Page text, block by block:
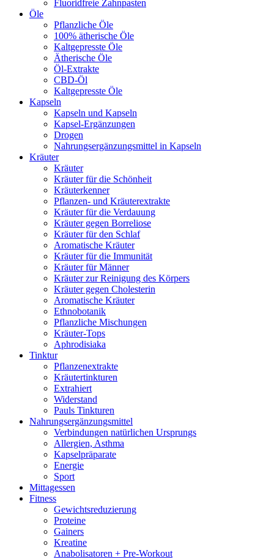
Fluoridfreie Zahnpasten
Öle
Pflanzliche Öle
100% ätherische Öle
Kaltgepresste Öle
Ätherische Öle
Öl-Extrakte
CBD-Öl
Kaltgepresste Öle
Kapseln
Kapseln und Kapseln
Kapsel-Ergänzungen
Drogen
Nahrungsergänzungsmittel in Kapseln
Kräuter
Kräuter
Kräuter für die Schönheit
Kräuterkenner
Pflanzen- und Kräuterextrakte
Kräuter für die Verdauung
Kräuter gegen Borreliose
Kräuter für den Schlaf
Aromatische Kräuter
Kräuter für die Immunität
Kräuter für Männer
Kräuter zur Reinigung des Körpers
Kräuter gegen Cholesterin
Aromatische Kräuter
Ethnobotanik
Pflanzliche Mischungen
Kräuter-Tops
Aphrodisiaka
Tinktur
Pflanzenextrakte
Kräutertinkturen
Extrahiert
Widerstand
Pauls Tinkturen
Nahrungsergänzungsmittel
Verbindungen natürlichen Ursprungs
Allergien, Asthma
Kapselpräparate
Energie
Sport
Mittagessen
Fitness
Gewichtsreduzierung
Proteine
Gainers
Kreatine
Anabolisatoren + Pre-Workout